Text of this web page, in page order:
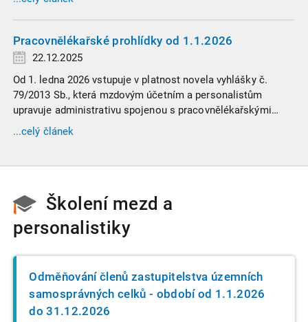
v náročných profesích.
Pracovnělékařské prohlídky od 1.1.2026
22.12.2025
Od 1. ledna 2026 vstupuje v platnost novela vyhlášky č.
79/2013 Sb., která mzdovým účetním a personalistům
upravuje administrativu spojenou s pracovnělékařskými
prohlídkami. Vybrali jsme tři zásadní změny, které ovlivní
vaši každodenní praxi, a stručný přehled ostatních novinek.
...celý článek
Školení mezd a
personalistiky
Odměňování členů zastupitelstva územních
samosprávných celků - období od 1.1.2026
do 31.12.2026